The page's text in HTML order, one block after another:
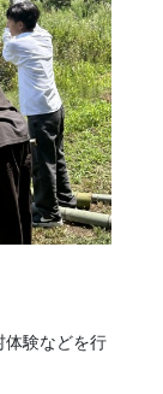
体験などを行